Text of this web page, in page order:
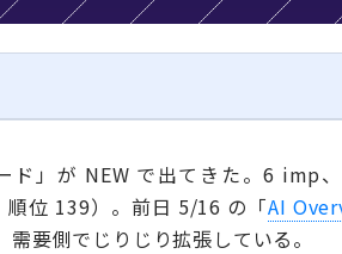
ド」が NEW で出てきた。6 imp
位 139）。前日 5/16 の「AI
要側でじりじり拡張している。